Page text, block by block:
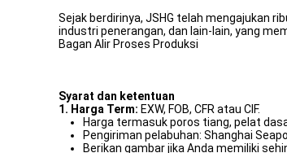
Sejak berdirinya, JSHG telah mengajukan
industri penerangan, dan lain-lain, yang
Bagan Alir Proses Produksi
Syarat dan ketentuan
1. Harga Term: EXW, FOB, CFR atau CIF.
Harga termasuk poros tiang, pelat
Pengiriman pelabuhan: Shanghai
Berikan gambar jika Anda memiliki